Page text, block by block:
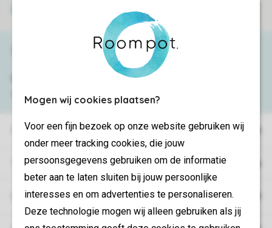
Mogen wij cookies plaatsen?
Voor een fijn bezoek op onze website gebruiken wij
onder meer tracking cookies, die jouw
persoonsgegevens gebruiken om de informatie
beter aan te laten sluiten bij jouw persoonlijke
interesses en om advertenties te personaliseren.
Deze technologie mogen wij alleen gebruiken als jij
Vakantieparken
Type vakantie
Campings
Service & contact
veelgestelde vragenof neem